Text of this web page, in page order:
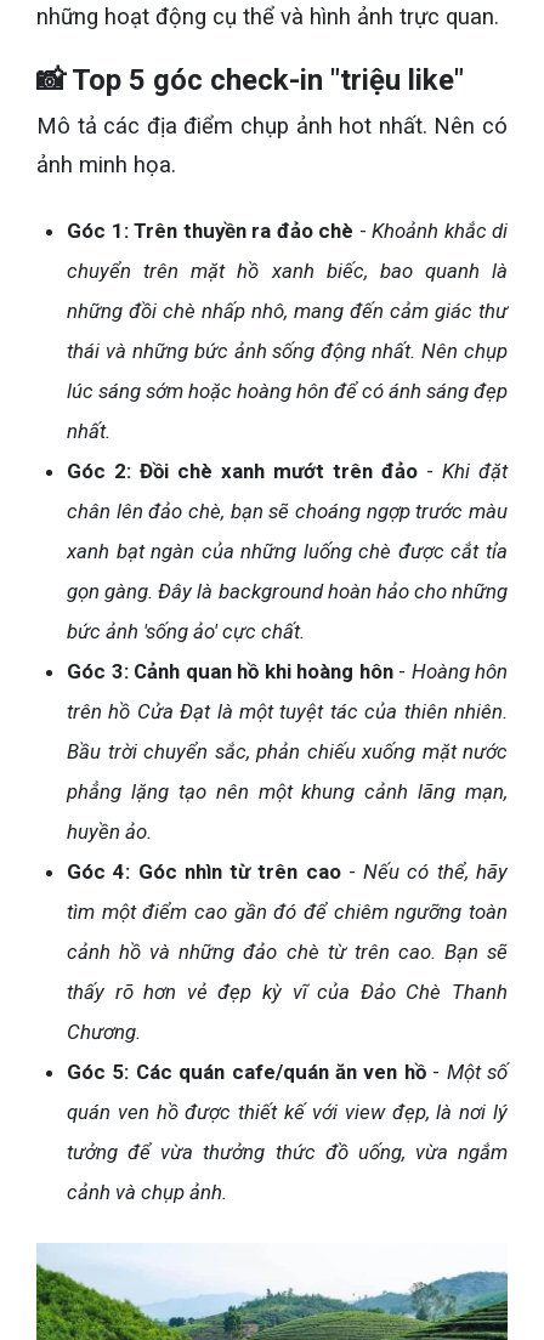
những hoạt động cụ thể và hình ảnh trực quan.
📸 Top 5 góc check-in "triệu like"
Mô tả các địa điểm chụp ảnh hot nhất. Nên có
ảnh minh họa.
Góc 1: Trên thuyền ra đảo chè - Khoảnh khắc di
chuyển trên mặt hồ xanh biếc, bao quanh là
những đồi chè nhấp nhô, mang đến cảm giác thư
thái và những bức ảnh sống động nhất. Nên chụp
lúc sáng sớm hoặc hoàng hôn để có ánh sáng đẹp
nhất.
Góc 2: Đồi chè xanh mướt trên đảo - Khi đặt
chân lên đảo chè, bạn sẽ choáng ngợp trước màu
xanh bạt ngàn của những luống chè được cắt tỉa
gọn gàng. Đây là background hoàn hảo cho những
bức ảnh 'sống ảo' cực chất.
Góc 3: Cảnh quan hồ khi hoàng hôn- Hoàng hôn
trên hồ Cửa Đạt là một tuyệt tác của thiên nhiên.
Bầu trời chuyển sắc, phản chiếu xuống mặt nước
phẳng lặng tạo nên một khung cảnh lãng mạn,
huyền ảo.
Góc 4: Góc nhìn từ trên cao-Nếu có thể, hãy
tìm một điểm cao gần đó để chiêm ngưỡng toàn
cảnh hồ và những đảo chè từ trên cao. Bạn sẽ
thấy rõ hơn vẻ đẹp kỳ vĩ của Đảo Chè Thanh
Chương.
Góc 5: Các quán cafe/quán ăn ven hồ- Một số
quán ven hồ được thiết kế với view đẹp, là nơi lý
tưởng để vừa thưởng thức đồ uống, vừa ngắm
cảnh và chụp ảnh.